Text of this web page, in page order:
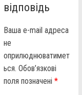
відповідь
Ваша e-mail адреса
не
оприлюднюватимет
ься. Обов’язкові
поля позначені*